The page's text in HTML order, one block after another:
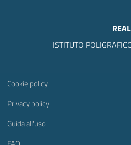
ISTITUTO
Sezione Link Utili
Cookie policy
Privacy policy
Guida all'uso